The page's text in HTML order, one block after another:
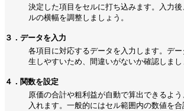
決定した項目をセルに打ち込みます。入力
ルの横幅を調整しましょう。
３．データを入力
各項目に対応するデータを入力します。デ
生しやすいため、間違いがないか確認しまし
４．関数を設定
原価の合計や粗利益が自動で算出できるよ
入れます。一般的にはセル範囲内の数値を